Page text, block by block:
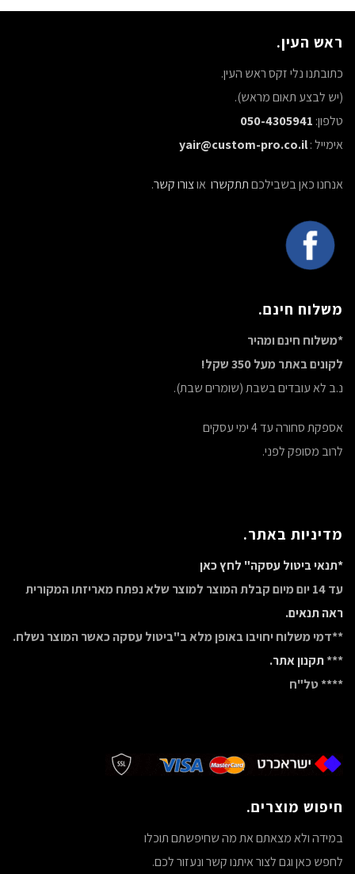
ראש העין.
כתובתנו נלי זקס ראש העין.
(יש לבצע תאום מראש).
טלפון: 050-4305941
אימייל :yair@custom-pro.co.il
אנחנו כאן בשבילכםתתקשרו אוצורו קשר.
משלוח חינם.
*משלוח חינם ומהיר
לקונים באתר מעל 350 שקל!
נ.ב לא עובדים בשבת (שומרים שבת).
אספקת סחורה עד 4 ימי עסקים
לרוב מסופק לפני.
מדיניות באתר.
*תנאי ביטול עסקה" לחץ כאן
עד 14 יום מיום קבלת המוצר למוצר שלא נפתח מאריזתו המקורית
ראה תנאים.
**דמי משלוח יחויבו באופן מלא ב"ביטול עסקה כאשר המוצר נשלח.
***תקנון אתר.
**** טל"ח
חיפוש מוצרים.
במידה ולא מצאתם את מה שחיפשתם תוכלו
לחפש כאן וגם לצור איתנו קשר ונעזור לכם.